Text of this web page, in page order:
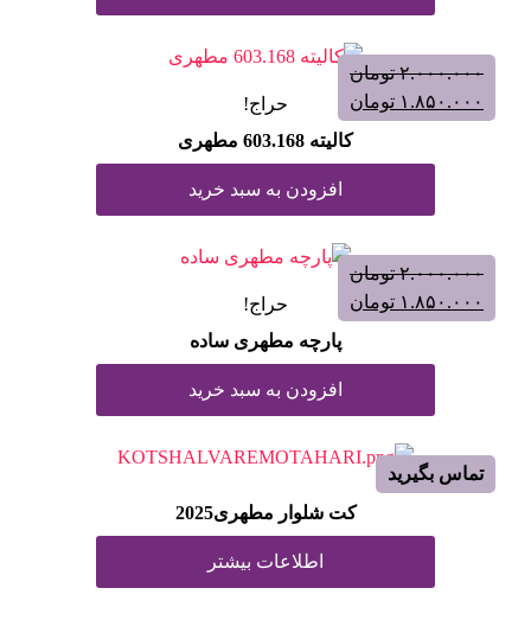
۲.۰۰۰.۰۰۰ تومان
۱.۸۵۰.۰۰۰ تومان
حراج!
کالیته 603.168 مطهری
افزودن به سبد خرید
۲.۰۰۰.۰۰۰ تومان
۱.۸۵۰.۰۰۰ تومان
حراج!
پارچه مطهری ساده
افزودن به سبد خرید
تماس بگیرید
کت شلوار مطهری2025
اطلاعات بیشتر